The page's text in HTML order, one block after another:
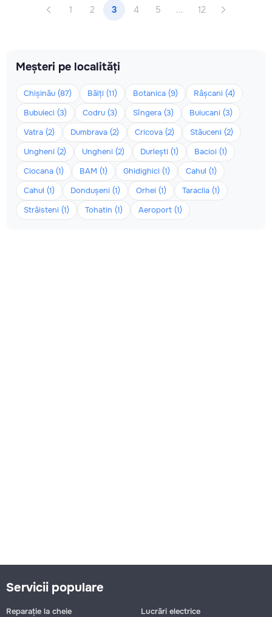
1 2 3 4 5 ... 12
Meșteri pe localități
Chișinău (87) Bălți (11) Botanica (9)
Râșcani (4)
Bubuieci (3)
Codru (3) Sîngera (3)
Buiucani (3)
Vatra (2)
Dumbrava (2) Cricova (2)
Stăuceni (2)
Ungheni (2)
Ungheni (2) Durlești (1)
Bacioi (1)
Ciocana (1)
BAM (1) Ghidighici (1)
Cahul (1)
Cahul (1)
Dondușeni (1) Orhei (1)
Taraclia (1)
Străisteni (1)
Tohatin (1) Aeroport (1)
Servicii populare
Reparație la cheie
Lucrări electrice